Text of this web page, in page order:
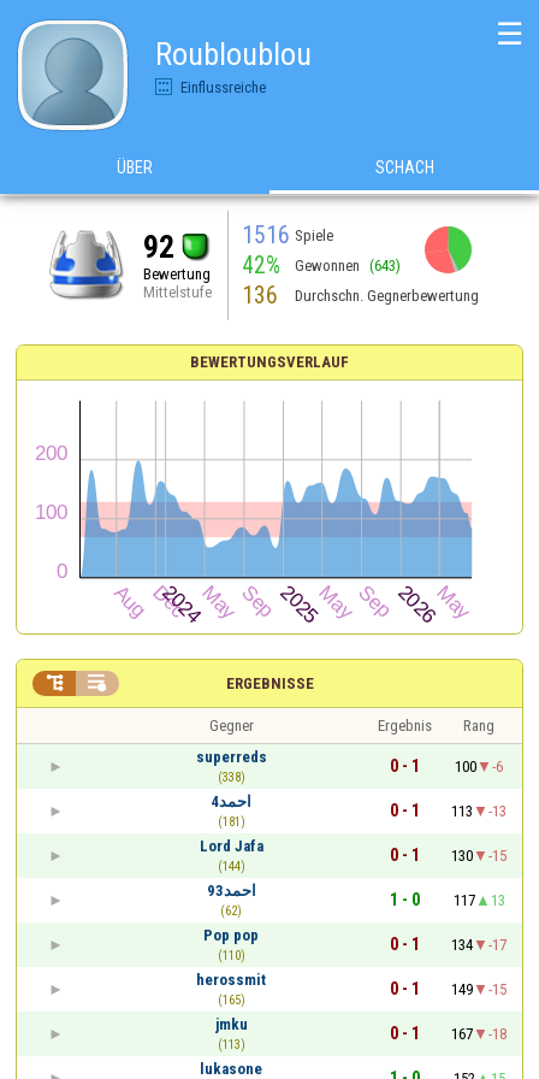
Roubloublou
Einflussreiche
☰
ÜBER SCHACH
92
Bewertung
Mittelstufe
1516 Spiele
42% Gewonnen (643)
136 Durchschn. Gegnerbewertung
BEWERTUNGSVERLAUF
ERGEBNISSE
 
Gegner Ergebnis
Rang
superreds
(338)
0 - 1 100
-6
احمد4
(181)
0 - 1 113
-13
Lord Jafa
(144)
0 - 1 130
-15
احمد93
(62)
1 - 0 117
13
Pop pop
(110)
0 - 1 134
-17
herossmit
(165)
0 - 1 149
-15
jmku
(113)
0 - 1 167
-18
lukasone